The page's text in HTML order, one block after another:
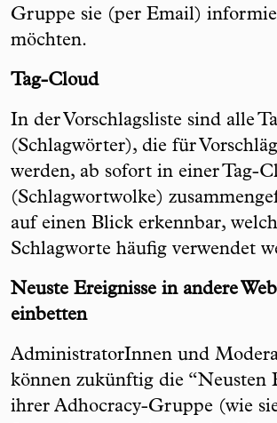
Gruppe sie (per Email)
möchten.
Tag-Cloud
In der Vorschlagsliste sind alle
(Schlagwörter), die für
werden, ab sofort in einer Tag-
(Schlagwortwolke)
auf einen Blick erkennbar,
Schlagworte häufig verwendet
Neuste Ereignisse in andere
einbetten
AdministratorInnen und
können zukünftig die “Neusten
ihrer Adhocracy-Gruppe (wie